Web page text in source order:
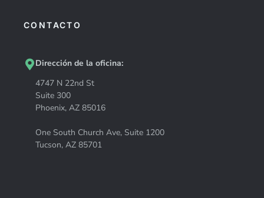
CONTACTO
Dirección de la oficina:
4747 N 22nd St
Suite 300
Phoenix, AZ 85016
One South Church Ave, Suite 1200
Tucson, AZ 85701